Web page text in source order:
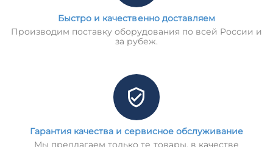
Быстро и качественно доставляем
Производим поставку оборудования по всей России и
за рубеж.
Гарантия качества и сервисное обслуживание
Мы предлагаем только те товары, в качестве